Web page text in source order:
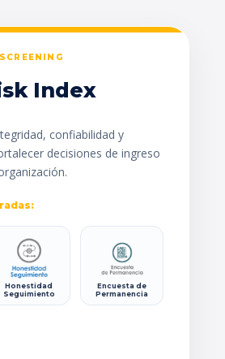
Index
confiabilidad y
decisiones de ingreso
Honestidad
Seguimiento
Encuesta de
Permanencia